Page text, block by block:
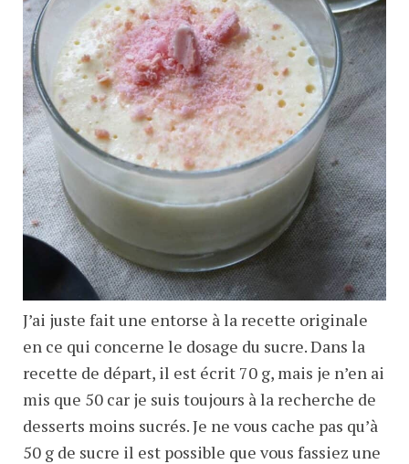
J’ai juste fait une entorse à la recette originale
en ce qui concerne le dosage du sucre. Dans la
recette de départ, il est écrit 70 g, mais je n’en ai
mis que 50 car je suis toujours à la recherche de
desserts moins sucrés. Je ne vous cache pas qu’à
50 g de sucre il est possible que vous fassiez une